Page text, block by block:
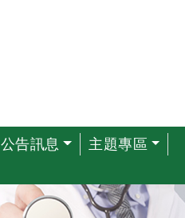
公告訊息
主題專區